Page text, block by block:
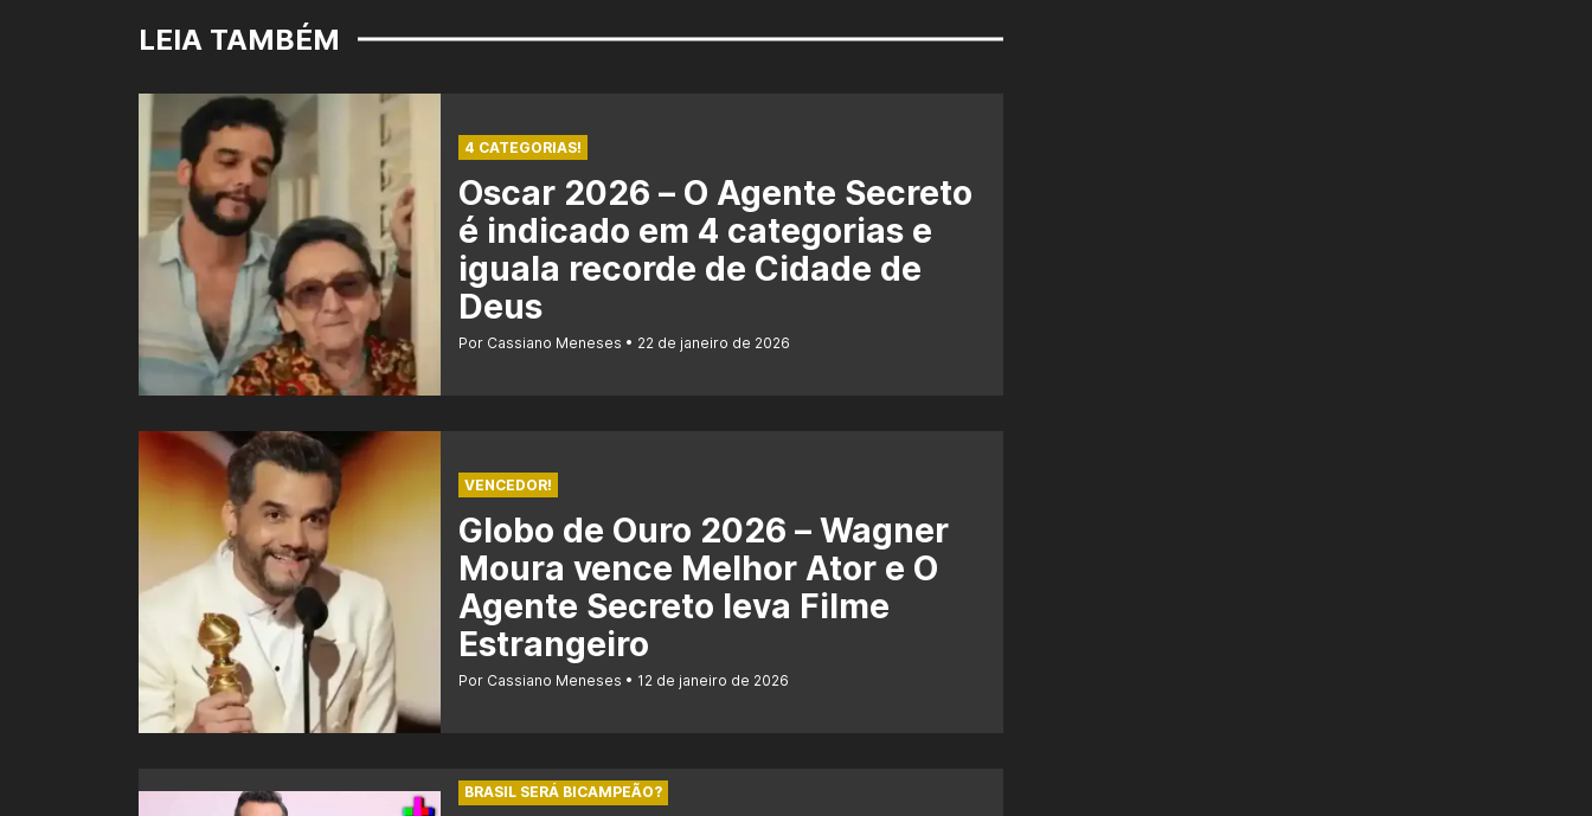
LEIA TAMBÉM
4 CATEGORIAS!
Oscar 2026 – O Agente Secreto
é indicado em 4 categorias e
iguala recorde de Cidade de
Deus
Por Cassiano Meneses 22 de janeiro de 2026
VENCEDOR!
Globo de Ouro 2026 – Wagner
Moura vence Melhor Ator e O
Agente Secreto leva Filme
Estrangeiro
Por Cassiano Meneses 12 de janeiro de 2026
BRASIL SERÁ BICAMPEÃO?